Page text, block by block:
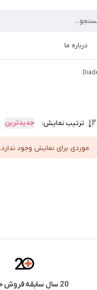
درباره ما
ترتیب نمایش: جدیدترین
موردی برای نمایش وجود ندارد.
20 سال سابقه فروش حضوری